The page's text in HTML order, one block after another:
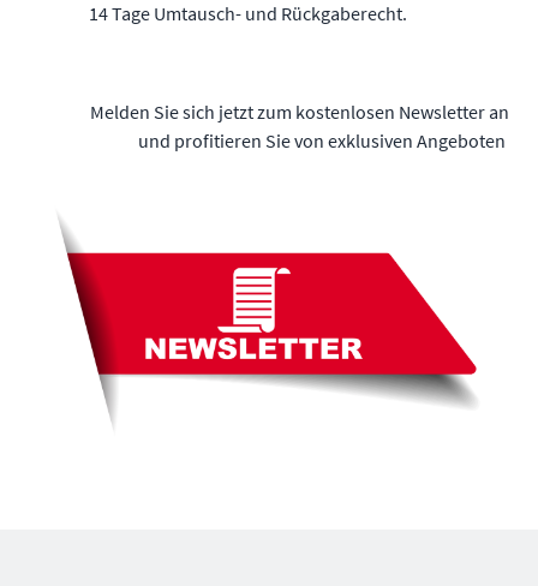
14 Tage Umtausch- und Rückgaberecht.
Melden Sie sich jetzt zum kostenlosen Newsletter an
und profitieren Sie von exklusiven Angeboten